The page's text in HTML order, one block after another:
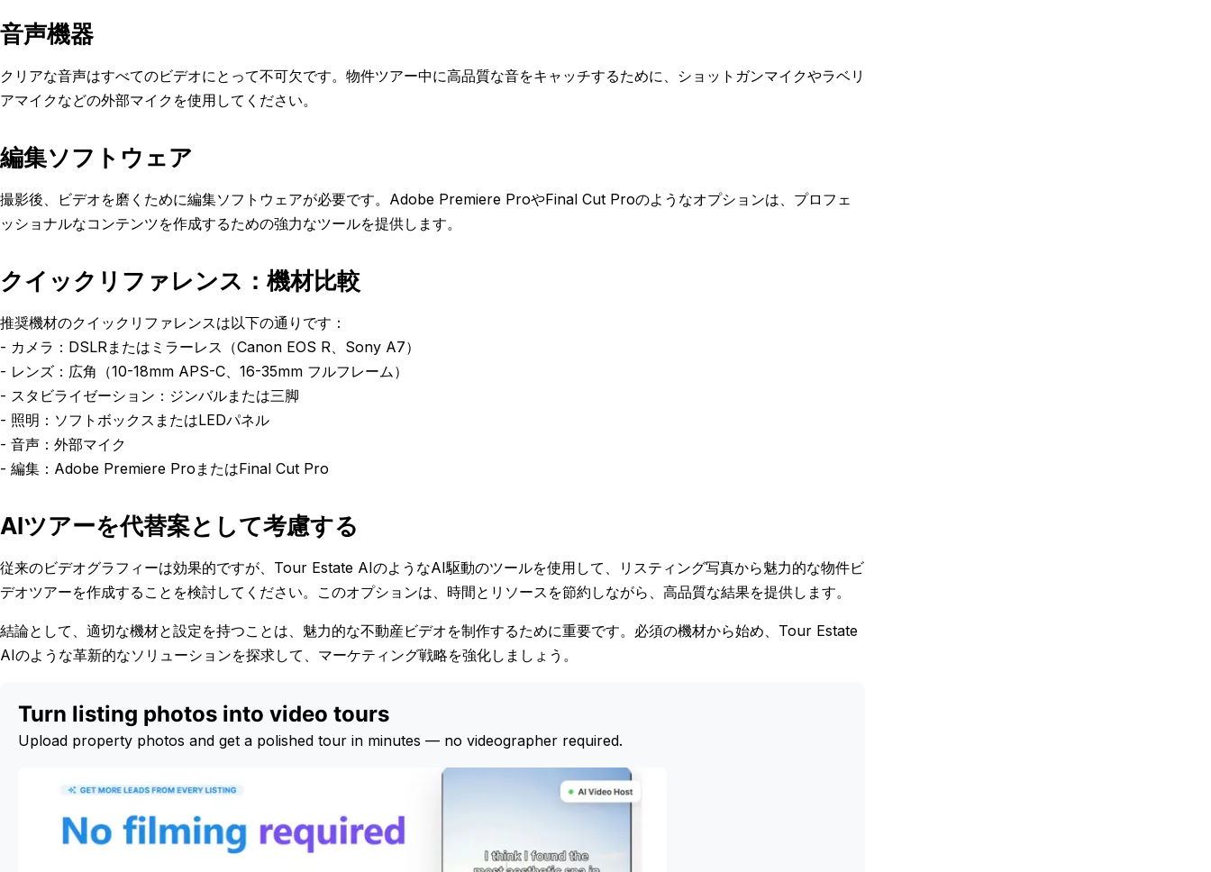
音声機器
クリアな音声はすべてのビデオにとって不可欠です。物件ツアー中に高品質な音をキャッチするために、ショットガンマイクやラベリ
アマイクなどの外部マイクを使用してください。
編集ソフトウェア
撮影後、ビデオを磨くために編集ソフトウェアが必要です。Adobe Premiere ProやFinal Cut Proのようなオプションは、プロフェ
ッショナルなコンテンツを作成するための強力なツールを提供します。
クイックリファレンス：機材比較
推奨機材のクイックリファレンスは以下の通りです：
- カメラ：DSLRまたはミラーレス（Canon EOS R、Sony A7）
- レンズ：広角（10-18mm APS-C、16-35mm フルフレーム）
- スタビライゼーション：ジンバルまたは三脚
- 照明：ソフトボックスまたはLEDパネル
- 音声：外部マイク
- 編集：Adobe Premiere ProまたはFinal Cut Pro
AIツアーを代替案として考慮する
従来のビデオグラフィーは効果的ですが、Tour Estate AIのようなAI駆動のツールを使用して、リスティング写真から魅力的な物件ビ
デオツアーを作成することを検討してください。このオプションは、時間とリソースを節約しながら、高品質な結果を提供します。
結論として、適切な機材と設定を持つことは、魅力的な不動産ビデオを制作するために重要です。必須の機材から始め、Tour Estate
AIのような革新的なソリューションを探求して、マーケティング戦略を強化しましょう。
Turn listing photos into video tours
Upload property photos and get a polished tour in minutes — no videographer required.